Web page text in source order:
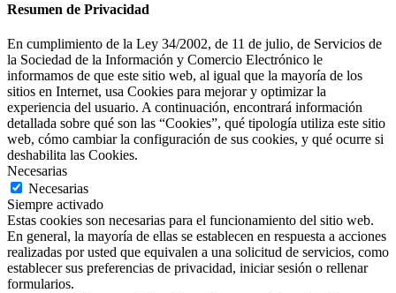
Resumen de Privacidad
En cumplimiento de la Ley 34/2002, de 11 de julio, de Servicios de
la Sociedad de la Información y Comercio Electrónico le
informamos de que este sitio web, al igual que la mayoría de los
sitios en Internet, usa Cookies para mejorar y optimizar la
experiencia del usuario. A continuación, encontrará información
detallada sobre qué son las “Cookies”, qué tipología utiliza este sitio
web, cómo cambiar la configuración de sus cookies, y qué ocurre si
deshabilita las Cookies.
Necesarias
Necesarias
Siempre activado
Estas cookies son necesarias para el funcionamiento del sitio web.
En general, la mayoría de ellas se establecen en respuesta a acciones
realizadas por usted que equivalen a una solicitud de servicios, como
establecer sus preferencias de privacidad, iniciar sesión o rellenar
formularios.